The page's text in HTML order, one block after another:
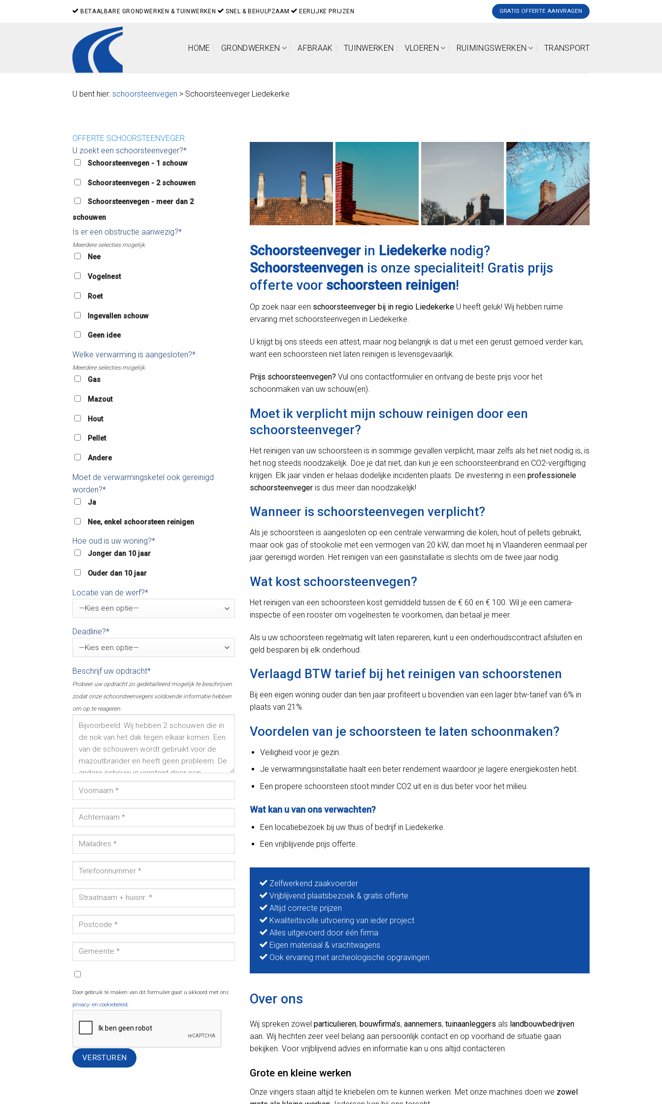
BETAALBARE GRONDWERKEN & TUINWERKEN SNEL & BEHULPZAAM EERLIJKE PRIJZEN GRATIS OFFERTE AANVRAGEN
HOME GRONDWERKEN AFBRAAK TUINWERKEN VLOEREN RUIMINGSWERKEN TRANSPORT
U bent hier: schoorsteenvegen > Schoorsteenveger Liedekerke
OFFERTE SCHOORSTEENVEGER
U zoekt een schoorsteenveger?*
Schoorsteenvegen - 1 schouw
Schoorsteenvegen - 2 schouwen
Schoorsteenvegen - meer dan 2
schouwen
Is er een obstructie aanwezig?*
Meerdere selecties mogelijk.
Nee
Vogelnest
Roet
Ingevallen schouw
Geen idee
Welke verwarming is aangesloten?*
Meerdere selecties mogelijk.
Gas
Mazout
Hout
Pellet
Andere
Moet de verwarmingsketel ook gereinigd
worden?*
Ja
Nee, enkel schoorsteen reinigen
Hoe oud is uw woning?*
Jonger dan 10 jaar
Ouder dan 10 jaar
Locatie van de werf?*
Deadline?*
Beschrijf uw opdracht*
Probeer uw opdracht zo gedetailleerd mogelijk te beschrijven
zodat onze schoorsteenvegers voldoende informatie hebben
om op te reageren.
Door gebruik te maken van dit formulier gaat u akkoord met ons
privacy- en cookiebeleid.
Schoorsteenvegerin Liedekerkenodig?
Schoorsteenvegen is onze specialiteit! Gratis prijs
offerte voor schoorsteen reinigen!
Op zoek naar een schoorsteenveger bij in regio Liedekerke U heeft geluk! Wij hebben ruime
ervaring met schoorsteenvegen in Liedekerke.
U krijgt bij ons steeds een attest, maar nog belangrijk is dat u met een gerust gemoed verder kan,
want een schoorsteen niet laten reinigen is levensgevaarlijk.
Prijs schoorsteenvegen? Vul ons contactformulier en ontvang de beste prijs voor het
schoonmaken van uw schouw(en).
Moet ik verplicht mijn schouw reinigen door een
schoorsteenveger?
Het reinigen van uw schoorsteen is in sommige gevallen verplicht, maar zelfs als het niet nodig is, is
het nog steeds noodzakelijk. Doe je dat niet, dan kun je een schoorsteenbrand en CO2-vergiftiging
krijgen. Elk jaar vinden er helaas dodelijke incidenten plaats. De investering in een professionele
schoorsteenveger is dus meer dan noodzakelijk!
Wanneer is schoorsteenvegen verplicht?
Als je schoorsteen is aangesloten op een centrale verwarming die kolen, hout of pellets gebruikt,
maar ook gas of stookolie met een vermogen van 20 kW, dan moet hij in Vlaanderen eenmaal per
jaar gereinigd worden. Het reinigen van een gasinstallatie is slechts om de twee jaar nodig.
Wat kost schoorsteenvegen?
Het reinigen van een schoorsteen kost gemiddeld tussen de € 60 en € 100. Wil je een camera-
inspectie of een rooster om vogelnesten te voorkomen, dan betaal je meer.
Als u uw schoorsteen regelmatig wilt laten repareren, kunt u een onderhoudscontract afsluiten en
geld besparen bij elk onderhoud.
Verlaagd BTW tarief bij het reinigen van schoorstenen
Bij een eigen woning ouder dan tien jaar profiteert u bovendien van een lager btw-tarief van 6% in
plaats van 21%.
Voordelen van je schoorsteen te laten schoonmaken?
Veiligheid voor je gezin.
Je verwarmingsinstallatie haalt een beter rendement waardoor je lagere energiekosten hebt.
Een propere schoorsteen stoot minder CO2 uit en is dus beter voor het milieu.
Wat kan u van ons verwachten?
Een locatiebezoek bij uw thuis of bedrijf in Liedekerke.
Een vrijblijvende prijs offerte.
Zelfwerkend zaakvoerder
Vrijblijvend plaatsbezoek & gratis offerte
Altijd correcte prijzen
Kwaliteitsvolle uitvoering van ieder project
Alles uitgevoerd door één firma
Eigen materiaal & vrachtwagens
Ook ervaring met archeologische opgravingen
Over ons
Wij spreken zowel particulieren, bouwfirma’s, aannemers, tuinaanleggers als landbouwbedrijven
aan. Wij hechten zeer veel belang aan persoonlijk contact en op voorhand de situatie gaan
bekijken. Voor vrijblijvend advies en informatie kan u ons altijd contacteren.
Grote en kleine werken
Onze vingers staan altijd te kriebelen om te kunnen werken. Met onze machines doen we zowel